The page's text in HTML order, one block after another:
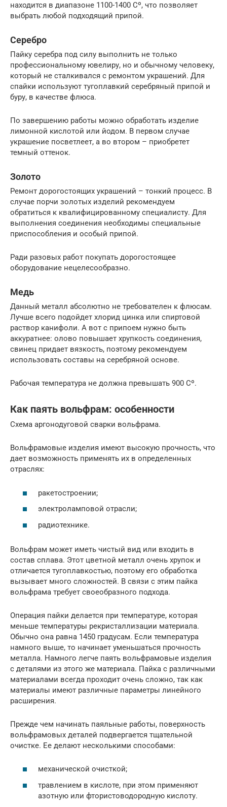
находится в диапазоне 1100-1400 Сº, что позволяет
выбрать любой подходящий припой.
Серебро
Пайку серебра под силу выполнить не только
профессиональному ювелиру, но и обычному человеку,
который не сталкивался с ремонтом украшений. Для
спайки используют тугоплавкий серебряный припой и
буру, в качестве флюса.
По завершению работы можно обработать изделие
лимонной кислотой или йодом. В первом случае
украшение посветлеет, а во втором – приобретет
темный оттенок.
Золото
Ремонт дорогостоящих украшений – тонкий процесс. В
случае порчи золотых изделий рекомендуем
обратиться к квалифицированному специалисту. Для
выполнения соединения необходимы специальные
приспособления и особый припой.
Ради разовых работ покупать дорогостоящее
оборудование нецелесообразно.
Медь
Данный металл абсолютно не требователен к флюсам.
Лучше всего подойдет хлорид цинка или спиртовой
раствор канифоли. А вот с припоем нужно быть
аккуратнее: олово повышает хрупкость соединения,
свинец придает вязкость, поэтому рекомендуем
использовать составы на серебряной основе.
Рабочая температура не должна превышать 900 Сº.
Как паять вольфрам: особенности
Схема аргонодуговой сварки вольфрама.
Вольфрамовые изделия имеют высокую прочность, что
дает возможность применять их в определенных
отраслях:
ракетостроении;
электроламповой отрасли;
радиотехнике.
Вольфрам может иметь чистый вид или входить в
состав сплава. Этот цветной металл очень хрупок и
отличается тугоплавкостью, поэтому его обработка
вызывает много сложностей. В связи с этим пайка
вольфрама требует своеобразного подхода.
Операция пайки делается при температуре, которая
меньше температуры рекристаллизации материала.
Обычно она равна 1450 градусам. Если температура
намного выше, то начинает уменьшаться прочность
металла. Намного легче паять вольфрамовые изделия
с деталями из этого же материала. Пайка с различными
материалами всегда проходит очень сложно, так как
материалы имеют различные параметры линейного
расширения.
Прежде чем начинать паяльные работы, поверхность
вольфрамовых деталей подвергается тщательной
очистке. Ее делают несколькими способами:
механической очисткой;
травлением в кислоте, при этом применяют
азотную или фтористоводородную кислоту.